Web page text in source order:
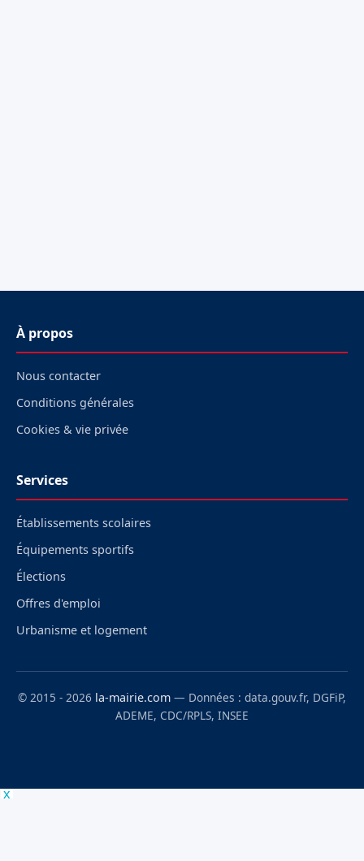
À propos
Nous contacter
Conditions générales
Cookies & vie privée
Services
Établissements scolaires
Équipements sportifs
Élections
Offres d'emploi
Urbanisme et logement
© 2015 - 2026 la-mairie.com — Données : data.gouv.fr, DGFiP,
ADEME, CDC/RPLS, INSEE
x